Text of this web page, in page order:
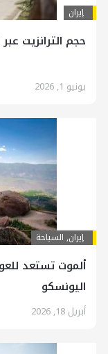
إيران
حجم الترانزيت عبر ايران
يونيو 1, 2026
إيران, السياحة
ألموت تستعد
اليونسكو
أبريل 18, 2026